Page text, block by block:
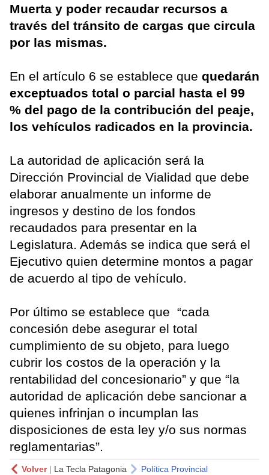
Muerta y poder recaudar recursos a
través del tránsito de cargas que circula
por las mismas.
En el artículo 6 se establece que quedarán
exceptuados total o parcial hasta el 99
% del pago de la contribución del peaje,
los vehículos radicados en la provincia.
La autoridad de aplicación será la
Dirección Provincial de Vialidad que debe
elaborar anualmente un informe de
ingresos y destino de los fondos
recaudados para presentar en la
Legislatura. Además se indica que será el
Ejecutivo quien determine montos a pagar
de acuerdo al tipo de vehículo.
Por último se establece que “cada
concesión debe asegurar el total
cumplimiento de su objeto, para luego
cubrir los costos de la operación y la
rentabilidad del concesionario” y que “la
autoridad de aplicación debe sancionar a
quienes infrinjan o incumplan las
disposiciones de esta ley y/o sus normas
reglamentarias”.
Volver| La Tecla Patagonia Política Provincial